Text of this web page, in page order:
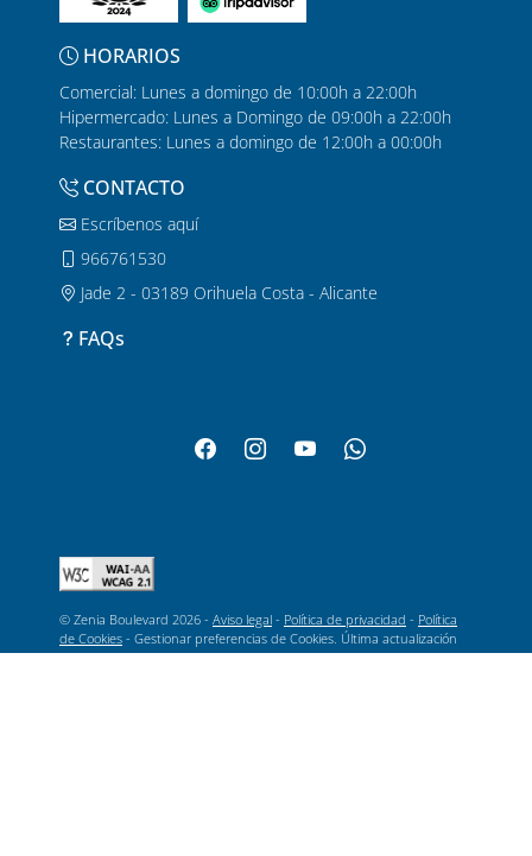
HORARIOS
Comercial: Lunes a domingo de 10:00h a 22:00h
Hipermercado: Lunes a Domingo de 09:00h a 22:00h
Restaurantes: Lunes a domingo de 12:00h a 00:00h
CONTACTO
Escríbenos aquí
966761530
Jade 2 - 03189 Orihuela Costa - Alicante
FAQs
© Zenia Boulevard 2026 - Aviso legal - Política de privacidad - Política
de Cookies - Gestionar preferencias de Cookies . Última actualización
10/08/2026